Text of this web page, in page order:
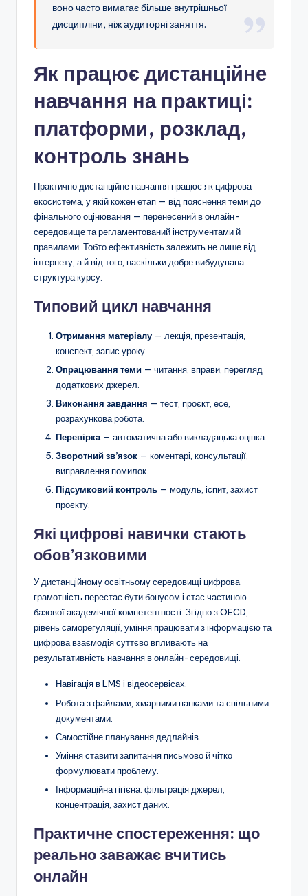
воно часто вимагає більше внутрішньої
дисципліни, ніж аудиторні заняття.
Як працює дистанційне
навчання на практиці:
платформи, розклад,
контроль знань
Практично дистанційне навчання працює як цифрова
екосистема, у якій кожен етап — від пояснення теми до
фінального оцінювання — перенесений в онлайн-
середовище та регламентований інструментами й
правилами. Тобто ефективність залежить не лише від
інтернету, а й від того, наскільки добре вибудувана
структура курсу.
Типовий цикл навчання
Отримання матеріалу — лекція, презентація,
конспект, запис уроку.
Опрацювання теми — читання, вправи, перегляд
додаткових джерел.
Виконання завдання — тест, проєкт, есе,
розрахункова робота.
Перевірка— автоматична або викладацька оцінка.
Зворотний зв’язок — коментарі, консультації,
виправлення помилок.
Підсумковий контроль — модуль, іспит, захист
проєкту.
Які цифрові навички стають
обов’язковими
У дистанційному освітньому середовищі цифрова
грамотність перестає бути бонусом і стає частиною
базової академічної компетентності. Згідно з OECD,
рівень саморегуляції, уміння працювати з інформацією та
цифрова взаємодія суттєво впливають на
результативність навчання в онлайн-середовищі.
Навігація в LMS і відеосервісах.
Робота з файлами, хмарними папками та спільними
документами.
Самостійне планування дедлайнів.
Уміння ставити запитання письмово й чітко
формулювати проблему.
Інформаційна гігієна: фільтрація джерел,
концентрація, захист даних.
Практичне спостереження: що
реально заважає вчитись
онлайн